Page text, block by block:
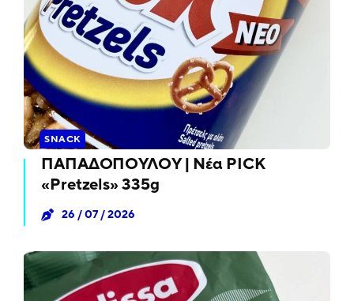
SNACK
ΠΑΠΑΔΟΠΟΥΛΟΥ | Νέα PICK
«Pretzels» 335g
26 / 07 / 2026